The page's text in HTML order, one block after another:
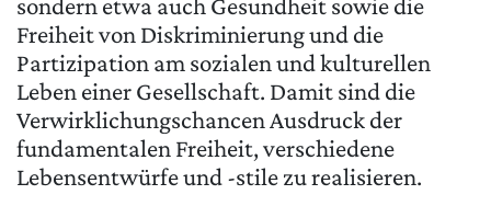
Freiheit von Diskriminierung und die
Partizipation am sozialen und kulturellen
Leben einer Gesellschaft. Damit sind die
Verwirklichungschancen Ausdruck der
fundamentalen Freiheit, verschiedene
Lebensentwürfe und -stile zu realisieren.